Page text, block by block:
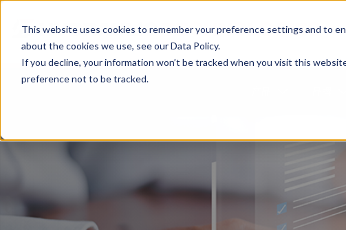
This website uses cookies to remember your preference settings and to
about the cookies we use, see our Data Policy.
If you decline, your information won’t be tracked when you visit this
preference not to be tracked.
强
石
铁